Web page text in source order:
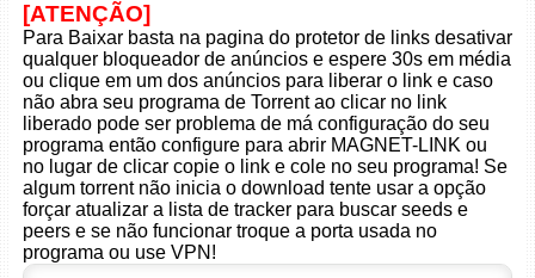
[ATENÇÃO]
Para Baixar basta na pagina do protetor de links desativar
qualquer bloqueador de anúncios e espere 30s em média
ou clique em um dos anúncios para liberar o link e caso
não abra seu programa de Torrent ao clicar no link
liberado pode ser problema de má configuração do seu
programa então configure para abrir MAGNET-LINK ou
no lugar de clicar copie o link e cole no seu programa! Se
algum torrent não inicia o download tente usar a opção
forçar atualizar a lista de tracker para buscar seeds e
peers e se não funcionar troque a porta usada no
programa ou use VPN!